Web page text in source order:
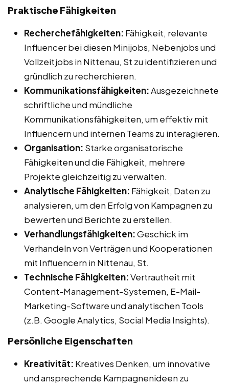
Praktische Fähigkeiten
Recherchefähigkeiten: Fähigkeit, relevante
Influencer bei diesen Minijobs, Nebenjobs und
Vollzeitjobs in Nittenau, St zu identifizieren und
gründlich zu recherchieren.
Kommunikationsfähigkeiten:Ausgezeichnete
schriftliche und mündliche
Kommunikationsfähigkeiten, um effektiv mit
Influencern und internen Teams zu interagieren.
Organisation: Starke organisatorische
Fähigkeiten und die Fähigkeit, mehrere
Projekte gleichzeitig zu verwalten.
Analytische Fähigkeiten: Fähigkeit, Daten zu
analysieren, um den Erfolg von Kampagnen zu
bewerten und Berichte zu erstellen.
Verhandlungsfähigkeiten:Geschick im
Verhandeln von Verträgen und Kooperationen
mit Influencern in Nittenau, St.
Technische Fähigkeiten:Vertrautheit mit
Content-Management-Systemen, E-Mail-
Marketing-Software und analytischen Tools
(z.B. Google Analytics, Social Media Insights).
Persönliche Eigenschaften
Kreativität: Kreatives Denken, um innovative
und ansprechende Kampagnenideen zu